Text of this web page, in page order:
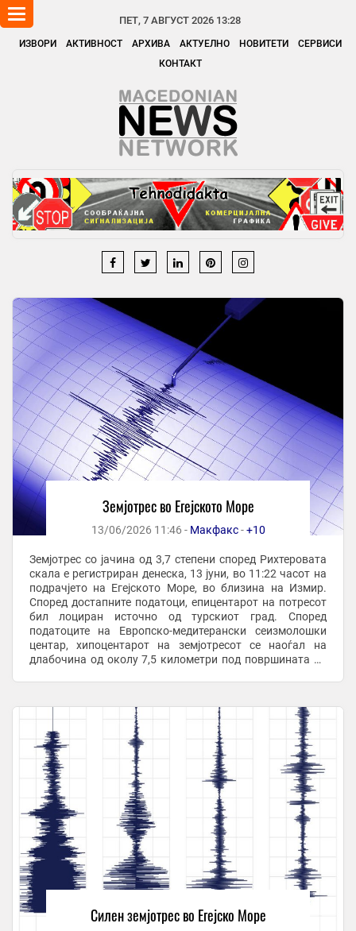
ПЕТ, 7 АВГУСТ 2026 13:28
ИЗВОРИ АКТИВНОСТ АРХИВА АКТУЕЛНО НОВИТЕТИ
СЕРВИСИ
КОНТАКТ
Toggle
navigation
Земјотрес во Егејското Море
13/06/2026 11:46 - Макфакс-+10
Земјотрес со јачина од 3,7 степени според Рихтеровата
скала е регистриран денеска, 13 јуни, во 11:22 часот на
подрачјето на Егејското Море, во близина на Измир.
Според достапните податоци, епицентарот на потресот
бил лоциран источно од турскиот град. Според
податоците на Европско-медитерански сеизмолошки
центар, хипоцентарот на земјотресот се наоѓал на
длабочина од околу 7,5 километри под површината на
Силен земјотрес во Егејско Море